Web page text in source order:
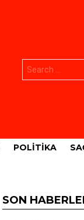
POLITIKA
SON